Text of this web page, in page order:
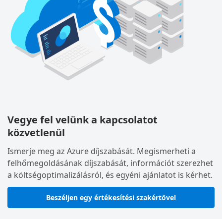
Vegye fel velünk a kapcsolatot
közvetlenül
Ismerje meg az Azure díjszabását. Megismerheti a
felhőmegoldásának díjszabását, információt szerezhet
a költségoptimalizálásról, és egyéni ajánlatot is kérhet.
Beszéljen egy értékesítési szakértővel